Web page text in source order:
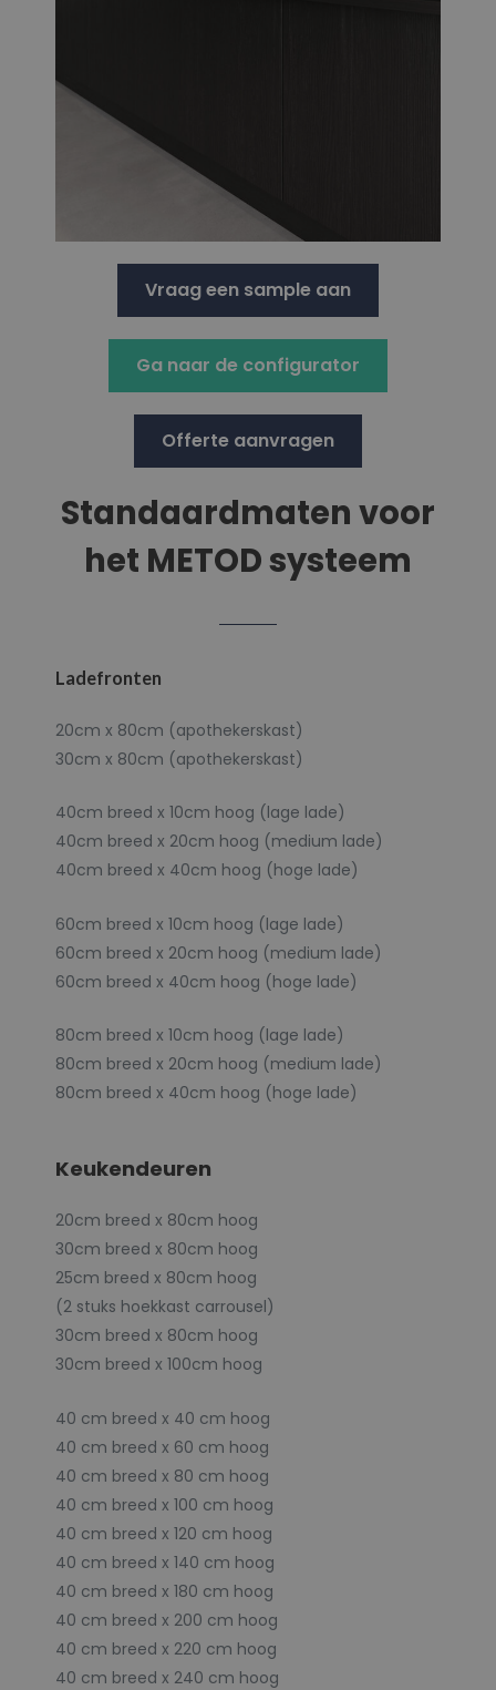
Vraag een sample aan
Ga naar de configurator
Offerte aanvragen
Standaardmaten voor
het METOD systeem
Ladefronten
20cm x 80cm (apothekerskast)
30cm x 80cm (apothekerskast)
40cm breed x 10cm hoog (lage lade)
40cm breed x 20cm hoog (medium lade)
40cm breed x 40cm hoog (hoge lade)
60cm breed x 10cm hoog (lage lade)
60cm breed x 20cm hoog (medium lade)
60cm breed x 40cm hoog (hoge lade)
80cm breed x 10cm hoog (lage lade)
80cm breed x 20cm hoog (medium lade)
80cm breed x 40cm hoog (hoge lade)
Keukendeuren
20cm breed x 80cm hoog
30cm breed x 80cm hoog
25cm breed x 80cm hoog
(2 stuks hoekkast carrousel)
30cm breed x 80cm hoog
30cm breed x 100cm hoog
40 cm breed x 40 cm hoog
40 cm breed x 60 cm hoog
40 cm breed x 80 cm hoog
40 cm breed x 100 cm hoog
40 cm breed x 120 cm hoog
40 cm breed x 140 cm hoog
40 cm breed x 180 cm hoog
40 cm breed x 200 cm hoog
40 cm breed x 220 cm hoog
40 cm breed x 240 cm hoog